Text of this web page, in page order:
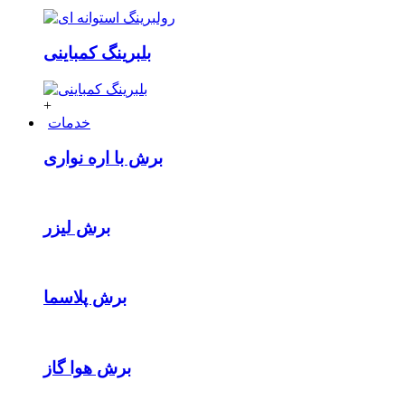
بلبرینگ کمباینی
+
خدمات
برش با اره نواری
برش لیزر
برش پلاسما
برش هوا گاز